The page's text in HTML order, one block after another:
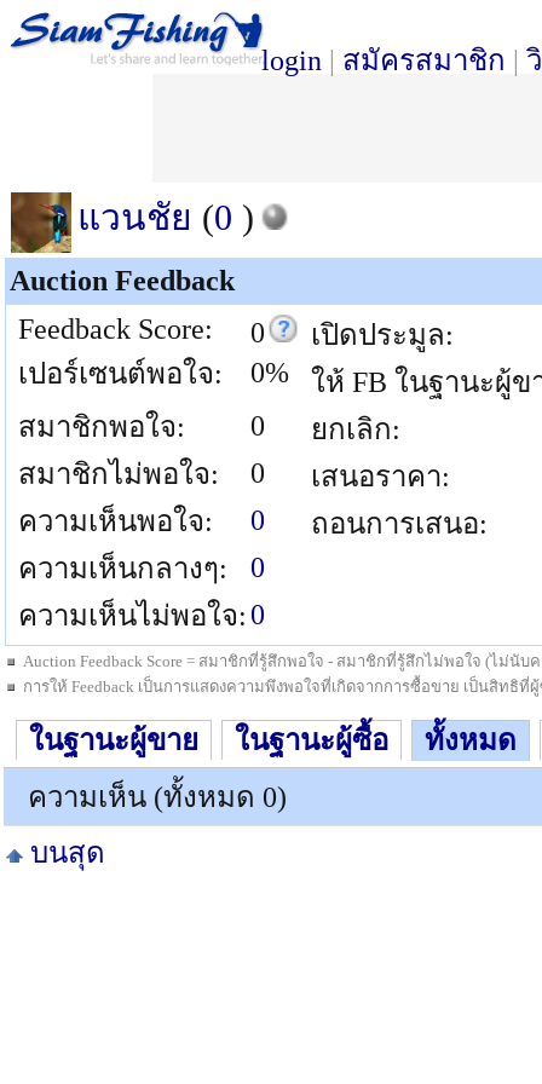
login | สมัครสมาชิก |
แวนชัย (0 )
Auction Feedback
Feedback Score:
0
เปอร์เซนต์พอใจ:
0%
สมาชิกพอใจ:
0
สมาชิกไม่พอใจ:
0
ความเห็นพอใจ:
0
ความเห็นกลางๆ:
0
ความเห็นไม่พอใจ: 0
เปิดประมูล:
ให้ FB ในฐานะผู้ข
ยกเลิก:
เสนอราคา:
ถอนการเสนอ:
Auction Feedback Score = สมาชิกที่รู้สึกพอใจ - สมาชิกที่รู้สึกไม่พอใจ (ไม่นั
การให้ Feedback เป็นการแสดงความพึงพอใจที่เกิดจากการซื้อขาย เป็นสิทธิ
ในฐานะผู้ขาย ในฐานะผู้ซื้อ
ทั้งหมด
ความเห็น (ทั้งหมด 0)
บนสุด